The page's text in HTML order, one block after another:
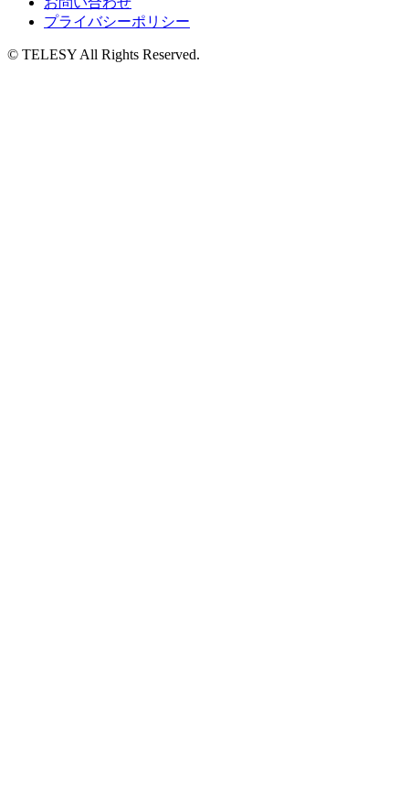
プライバシーポリシー
© TELESY All Rights Reserved.